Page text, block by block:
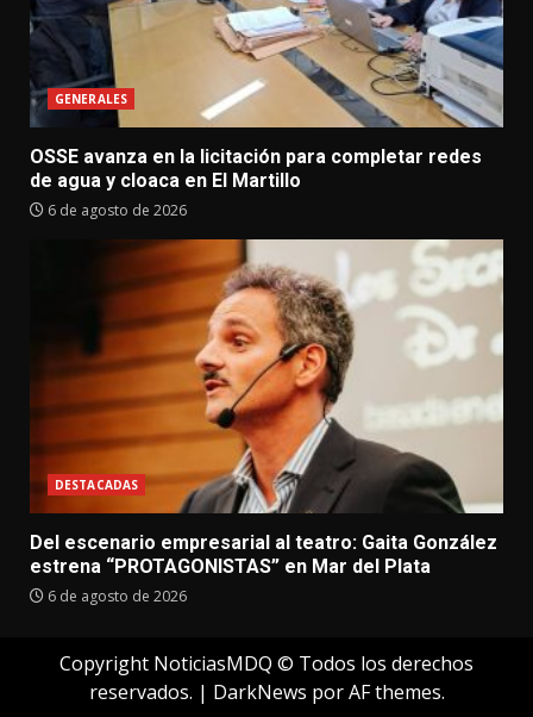
GENERALES
OSSE avanza en la licitación para completar redes
de agua y cloaca en El Martillo
6 de agosto de 2026
DESTACADAS
Del escenario empresarial al teatro: Gaita González
estrena “PROTAGONISTAS” en Mar del Plata
6 de agosto de 2026
Copyright NoticiasMDQ © Todos los derechos
reservados. | DarkNews por AF themes.